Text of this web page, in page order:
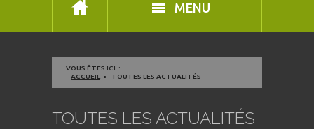
MENU
VOUS ÊTES ICI :
ACCUEIL
TOUTES LES ACTUALITÉS
TOUTES LES ACTUALITÉS